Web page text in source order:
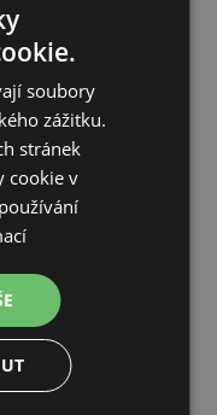
9 m
soubory
zážitku.
stránek
cookie v